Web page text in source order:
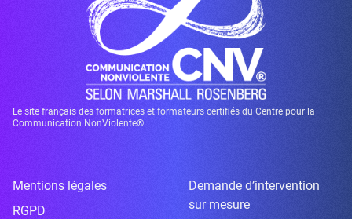
Le site français des formatrices et formateurs certifiés du Centre pour la
Communication NonViolente®
Mentions légales
RGPD
Demande d’intervention
sur mesure